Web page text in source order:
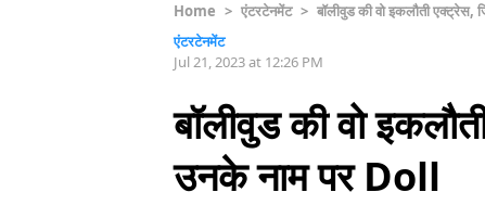
Home > एंटरटेनमेंट > बॉलीवुड की वो इकलौती
एंटरटेनमेंट
Jul 21, 2023 at 12:26 PM
बॉलीवुड की वो
उनके नाम पर Doll